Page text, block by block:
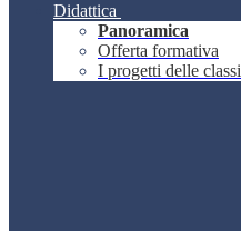
Didattica
Panoramica
Offerta formativa
I progetti delle classi